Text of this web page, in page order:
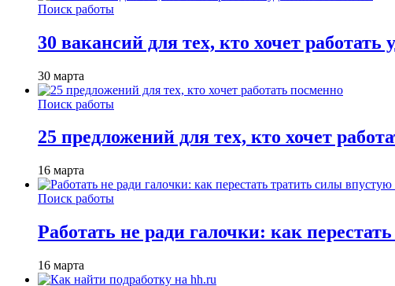
Поиск работы
30 вакансий для тех, кто хочет работать
30 марта
Поиск работы
25 предложений для тех, кто хочет
16 марта
Поиск работы
Работать не ради галочки: как
16 марта